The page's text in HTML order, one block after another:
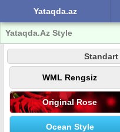
Yataqda.az
Yataqda.Az Style
WML Rengsiz
Original Rose
Ocean Style